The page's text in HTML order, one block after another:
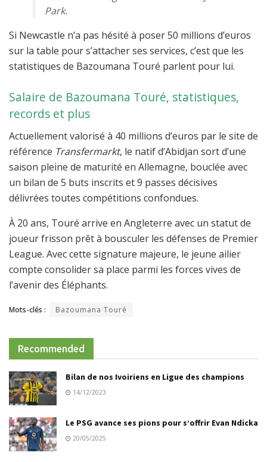
Park.
Si Newcastle n’a pas hésité à poser 50 millions d’euros
sur la table pour s’attacher ses services, c’est que les
statistiques de Bazoumana Touré parlent pour lui.
Salaire de Bazoumana Touré, statistiques,
records et plus
Actuellement valorisé à 40 millions d’euros par le site de
référence Transfermarkt, le natif d’Abidjan sort d’une
saison pleine de maturité en Allemagne, bouclée avec
un bilan de 5 buts inscrits et 9 passes décisives
délivrées toutes compétitions confondues.
À 20 ans, Touré arrive en Angleterre avec un statut de
joueur frisson prêt à bousculer les défenses de Premier
League. Avec cette signature majeure, le jeune ailier
compte consolider sa place parmi les forces vives de
l’avenir des Éléphants.
Mots-clés : Bazoumana Touré
Recommended
Bilan de nos Ivoiriens en Ligue des champions
14/12/2023
Le PSG avance ses pions pour s’offrir Evan Ndicka
20/05/2025